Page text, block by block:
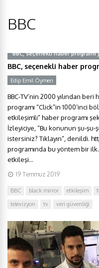
BBC
BBC, seçenekli haber programı
BBC, seçenekli haber
Edip Emil Öymen
BBC-TV’nin 2000 yılından
programı “Click”in 1000’inci
etkileşimli” haber programı
İzleyiciye, “Bu konunun şu-
istersiniz? Tıklayın”, denildi.
programında bu yöntem bir
etkileşi...
19 Temmuz 2019
BBC black mirror etkileşim
televizyon
tv veri güvenliği